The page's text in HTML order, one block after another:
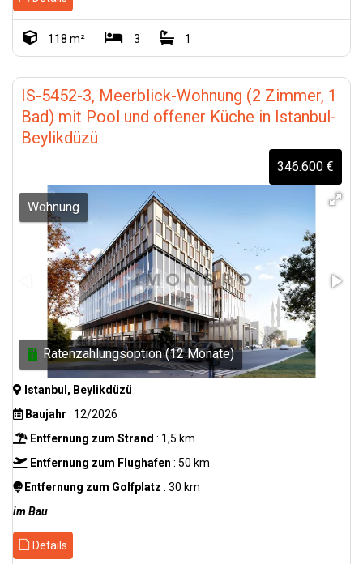
118 m² 3 1
IS-5452-3, Meerblick-Wohnung (2 Zimmer, 1
Bad) mit Pool und offener Küche in Istanbul-
Beylikdüzü
346.600 €
Wohnung
Ratenzahlungsoption (12 Monate)
Istanbul, Beylikdüzü
Baujahr : 12/2026
Entfernung zum Strand : 1,5 km
Entfernung zum Flughafen : 50 km
Entfernung zum Golfplatz : 30 km
im Bau
Details